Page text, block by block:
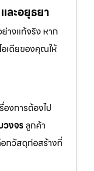
ละอยุธยา
างแท้จริง หาก
เดียของคุณให้
งการต้องไป
วงจรลูกค้า
กวัสดุก่อสร้างที่